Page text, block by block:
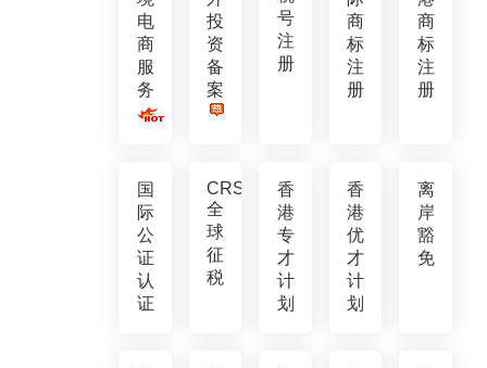
电
商
服
务
投
资
备
案
号
注
册
商
标
注
册
商
标
注
册
国
际
公
证
认
证
CRS
全
球
征
税
香
港
专
才
计
划
香
港
优
才
计
划
离
岸
豁
免